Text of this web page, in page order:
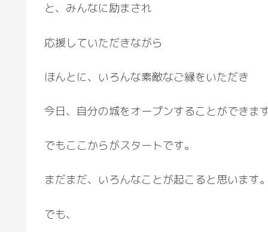
と、みんなに励まされ
応援していただきながら
ほんとに、いろんな素敵なご縁をいただき
今日、自分の城をオープンすることができます
でもここからがスタートです。
まだまだ、いろんなことが起こると思います。
でも、